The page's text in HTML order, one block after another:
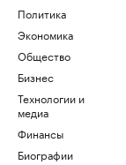
Политика
Экономика
Общество
Бизнес
Технологии и
медиа
Финансы
Биографии